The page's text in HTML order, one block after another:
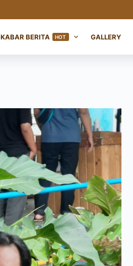
KABAR BERITA HOT GALLERY